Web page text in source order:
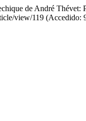
de André Thévet:
view/119 (Accedido: